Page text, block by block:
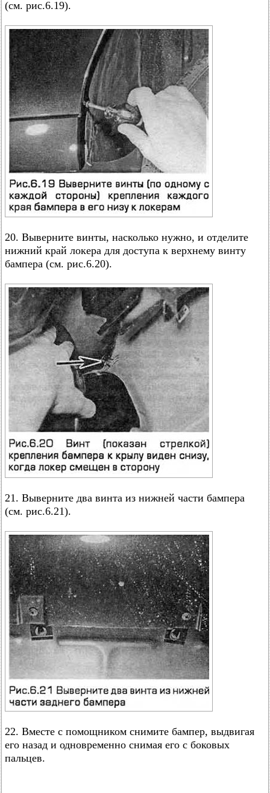
(см. рис.6.19).
20. Выверните винты, насколько нужно, и отделите
нижний край локера для доступа к верхнему винту
бампера (см. рис.6.20).
21. Выверните два винта из нижней части бампера
(см. рис.6.21).
22. Вместе с помощником снимите бампер, выдвигая
его назад и одновременно снимая его с боковых
пальцев.